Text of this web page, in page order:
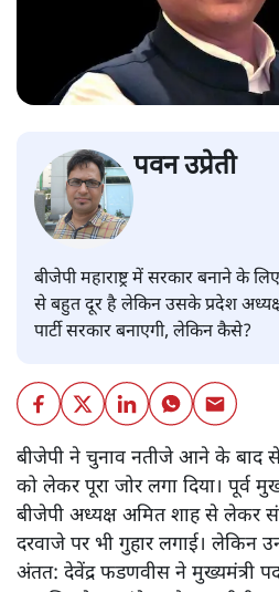
पवन उप्रेती
बीजेपी महाराष्ट्र में सरकार बनाने के
से बहुत दूर है लेकिन उसके प्रदेश
पार्टी सरकार बनाएगी, लेकिन कैसे?
बीजेपी ने चुनाव नतीजे आने के बाद से
को लेकर पूरा जोर लगा दिया। पूर्व
बीजेपी अध्यक्ष अमित शाह से लेकर
दरवाजे पर भी गुहार लगाई। लेकिन
अंतत: देवेंद्र फडणवीस ने मुख्यमंत्री